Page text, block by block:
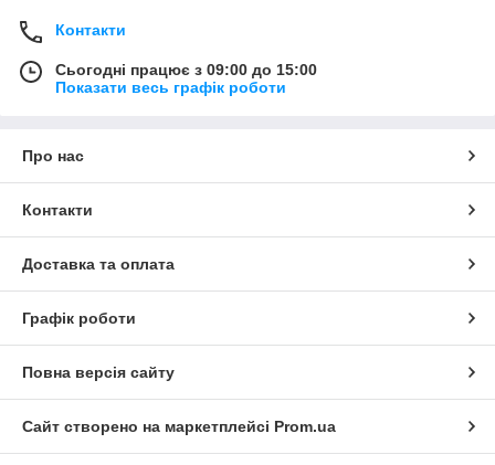
Контакти
Сьогодні працює з 09:00 до 15:00
Показати весь графік роботи
Про нас
Контакти
Доставка та оплата
Графік роботи
Повна версія сайту
Сайт створено на маркетплейсі Prom.ua